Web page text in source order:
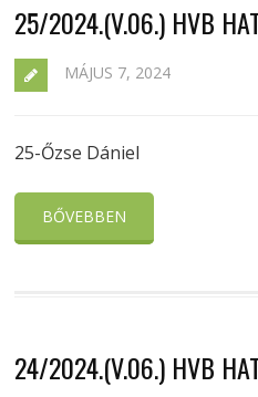
25/2024.(V.06.) HVB
MÁJUS 7, 2024
25-Őzse Dániel
BŐVEBBEN
24/2024.(V.06.) HVB